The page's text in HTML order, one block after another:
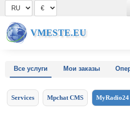
VMESTE.EU
Все услуги Мои заказы
Services Mpchat CMS MyRadio24